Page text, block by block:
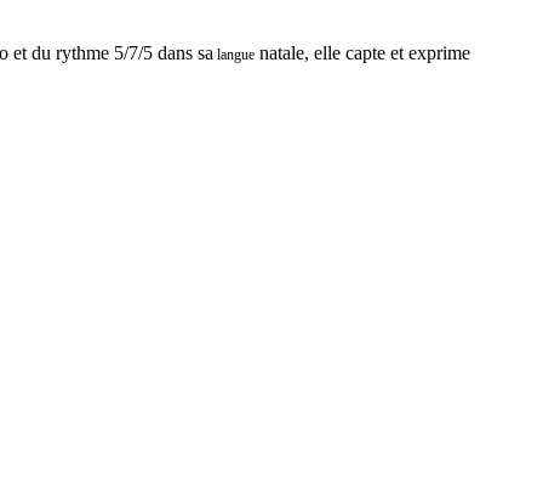
et du rythme 5/7/5 dans sa langue natale, elle capte et exprime